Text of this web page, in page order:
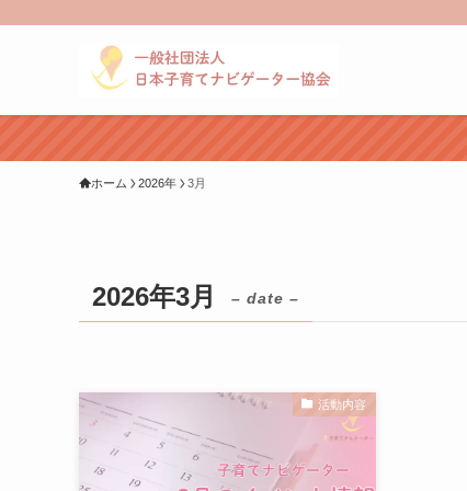
ホーム 2026年 3月
2026年3月 – date –
活動内容